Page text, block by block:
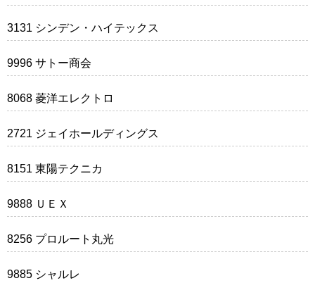
3131 シンデン・ハイテックス
9996 サトー商会
8068 菱洋エレクトロ
2721 ジェイホールディングス
8151 東陽テクニカ
9888 ＵＥＸ
8256 プロルート丸光
9885 シャルレ